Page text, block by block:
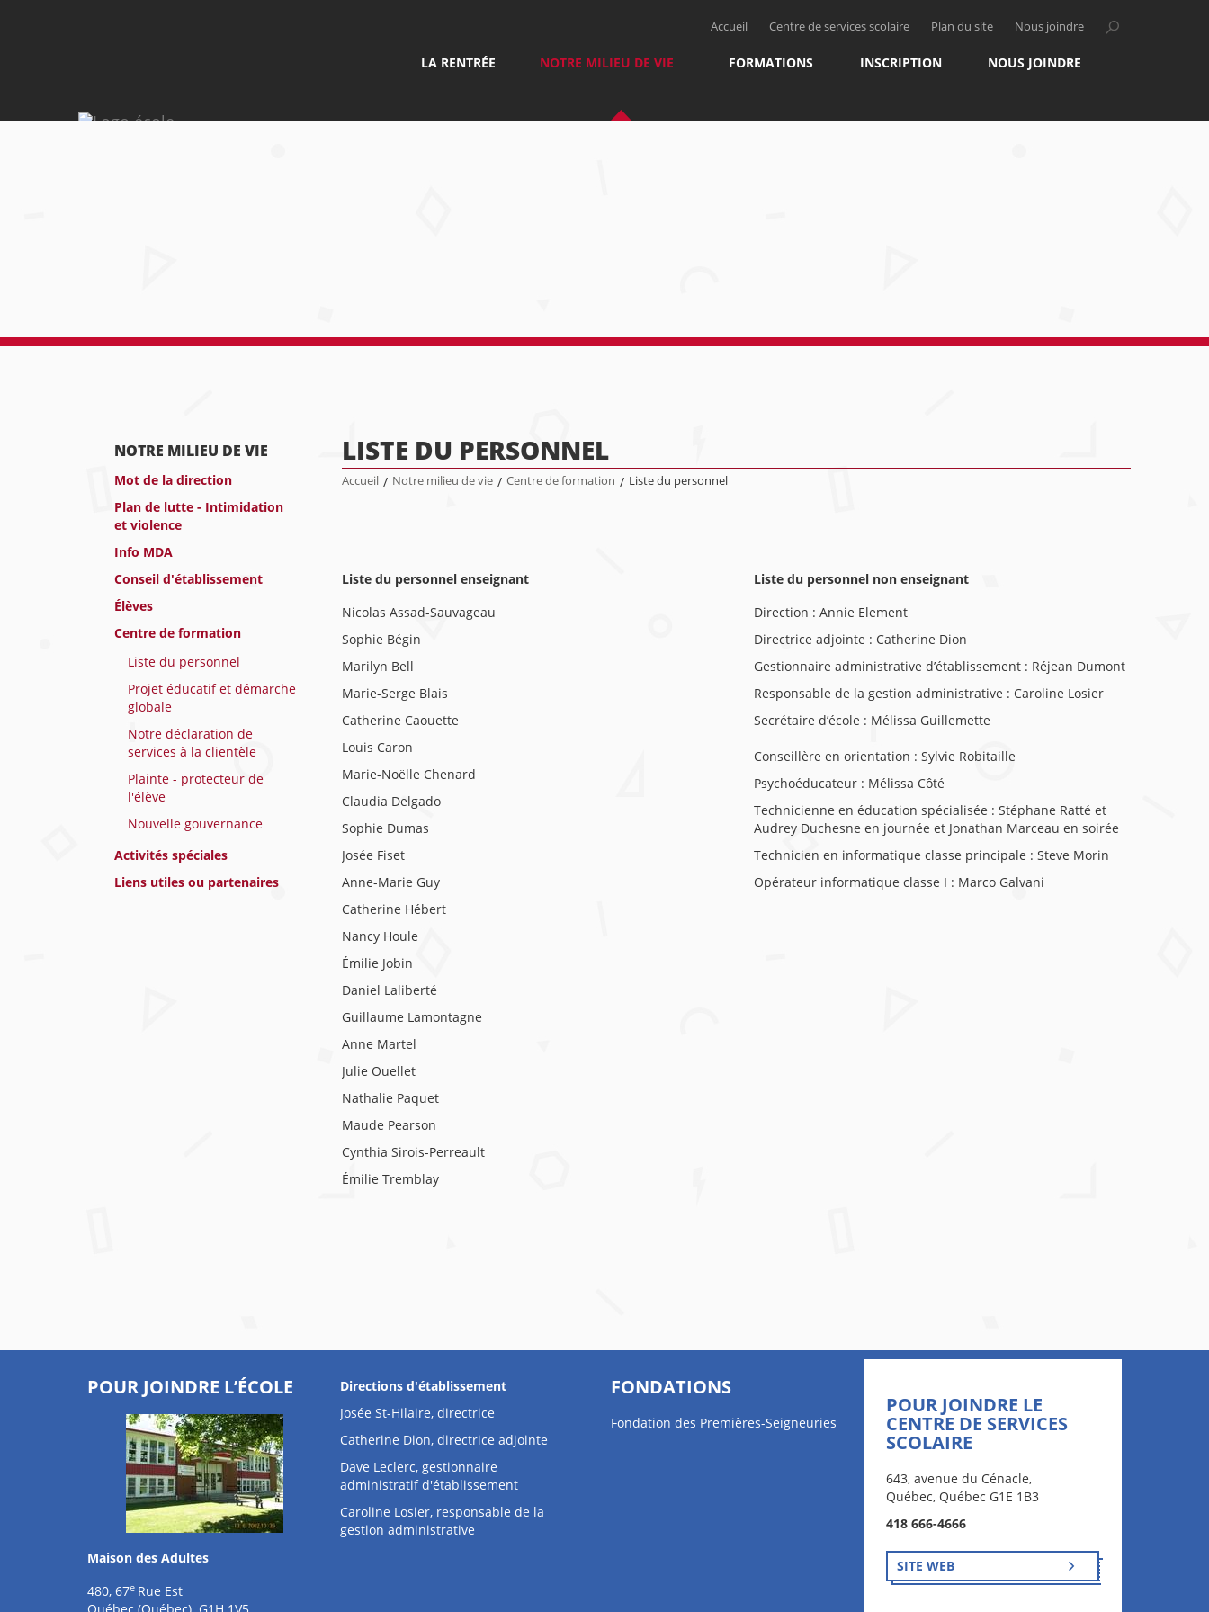
Accueil Centre de services scolaire Plan du site Nous joindre
LA RENTRÉE NOTRE MILIEU DE VIE FORMATIONS INSCRIPTION NOUS JOINDRE
NOTRE MILIEU DE VIE
Mot de la direction
Plan de lutte - Intimidation
et violence
Info MDA
Conseil d'établissement
Élèves
Centre de formation
Liste du personnel
Projet éducatif et démarche
globale
Notre déclaration de
services à la clientèle
Plainte - protecteur de
l'élève
Nouvelle gouvernance
Activités spéciales
Liens utiles ou partenaires
LISTE DU PERSONNEL
Accueil / Notre milieu de vie / Centre de formation / Liste du personnel
Liste du personnel enseignant
Nicolas Assad-Sauvageau
Sophie Bégin
Marilyn Bell
Marie-Serge Blais
Catherine Caouette
Louis Caron
Marie-Noëlle Chenard
Claudia Delgado
Sophie Dumas
Josée Fiset
Anne-Marie Guy
Catherine Hébert
Nancy Houle
Émilie Jobin
Daniel Laliberté
Guillaume Lamontagne
Anne Martel
Julie Ouellet
Nathalie Paquet
Maude Pearson
Cynthia Sirois-Perreault
Émilie Tremblay
Liste du personnel non enseignant
Direction : Annie Element
Directrice adjointe : Catherine Dion
Gestionnaire administrative d’établissement : Réjean Dumont
Responsable de la gestion administrative : Caroline Losier
Secrétaire d’école : Mélissa Guillemette
Conseillère en orientation : Sylvie Robitaille
Psychoéducateur : Mélissa Côté
Technicienne en éducation spécialisée : Stéphane Ratté et
Audrey Duchesne en journée et Jonathan Marceau en soirée
Technicien en informatique classe principale : Steve Morin
Opérateur informatique classe I : Marco Galvani
POUR JOINDRE L’ÉCOLE
Maison des Adultes
480, 67e Rue Est
Directions d'établissement
Josée St-Hilaire, directrice
Catherine Dion, directrice adjointe
Dave Leclerc, gestionnaire
administratif d'établissement
Caroline Losier, responsable de la
gestion administrative
FONDATIONS
Fondation des Premières-Seigneuries
POUR JOINDRE LE
CENTRE DE SERVICES
SCOLAIRE
643, avenue du Cénacle,
Québec, Québec G1E 1B3
418 666-4666
SITE WEB